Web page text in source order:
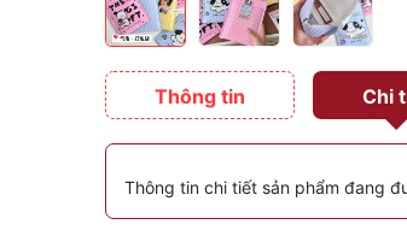
Thông tin Chi
Thông tin chi tiết sản phẩm đang